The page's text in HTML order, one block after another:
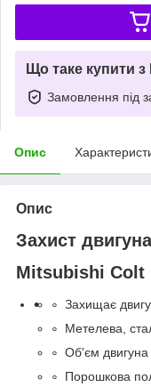
Що таке купити
Замовлення під
Опис
Опис
Захист
Mitsubishi Colt
Захищає
Метелева,
Об'єм двигуна
Порошкова